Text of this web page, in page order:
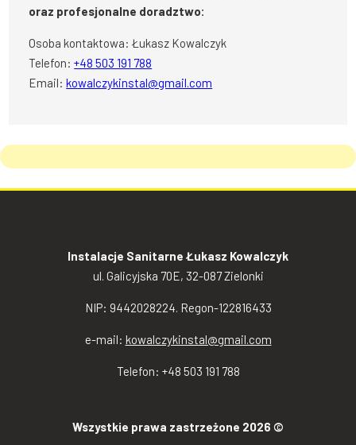
oraz profesjonalne doradztwo:
Osoba kontaktowa: Łukasz Kowalczyk
Telefon:+48 503 191 788
Email:kowalczykinstal@gmail.com
Instalacje Sanitarne Łukasz Kowalczyk
ul. Galicyjska 70E, 32-087 Zielonki
NIP: 9442028224. Regon-122816433
e-mail: kowalczykinstal@gmail.com
Telefon: +48 503 191 788
Wszystkie prawa zastrzeżone 2026 ©